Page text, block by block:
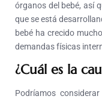
órganos del bebé, así
que se está
bebé ha crecido
demandas físicas
¿Cuál es la
Podríamos